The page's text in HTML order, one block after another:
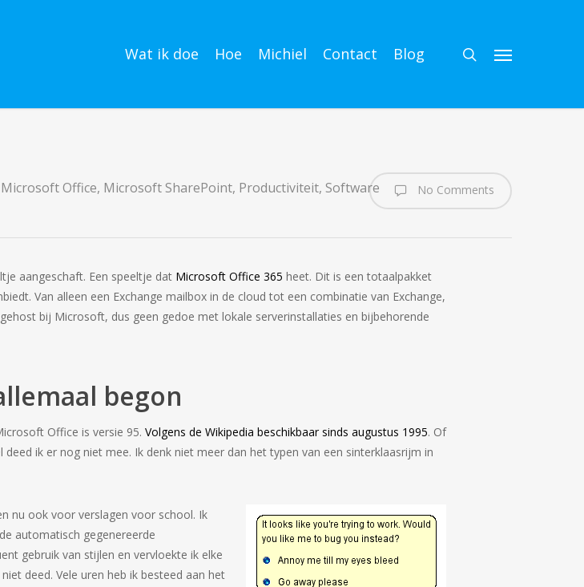
Wat ik doe Hoe Michiel Contact Blog search
Menu
Microsoft Office, Microsoft SharePoint, Productiviteit, Software No Comments
aangeschaft. Een speeltje dat Microsoft Office 365 heet. Dit is een totaalpakket
Van alleen een Exchange mailbox in de cloud tot een combinatie van Exchange,
bij Microsoft, dus geen gedoe met lokale serverinstallaties en bijbehorende
begon
Office is versie 95. Volgens de Wikipedia beschikbaar sinds augustus 1995. Of
ik er nog niet mee. Ik denk niet meer dan het typen van een sinterklaasrijm in
nu ook voor verslagen voor school. Ik
automatisch gegenereerde
gebruik van stijlen en vervloekte ik elke
deed. Vele uren heb ik besteed aan het